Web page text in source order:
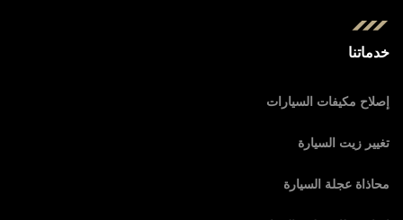
خدماتنا
إصلاح مكيفات السيارات
تغيير زيت السيارة
محاذاة عجلة السيارة